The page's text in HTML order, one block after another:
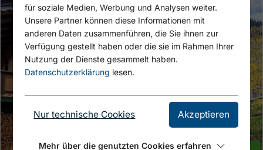
für soziale Medien, Werbung und Analysen weiter.
Unsere Partner können diese Informationen mit
anderen Daten zusammenführen, die Sie ihnen zur
Verfügung gestellt haben oder die sie im Rahmen Ihrer
Nutzung der Dienste gesammelt haben.
Datenschutzerklärung lesen.
Nur technische Cookies Akzeptieren
Mehr über die genutzten Cookies erfahren